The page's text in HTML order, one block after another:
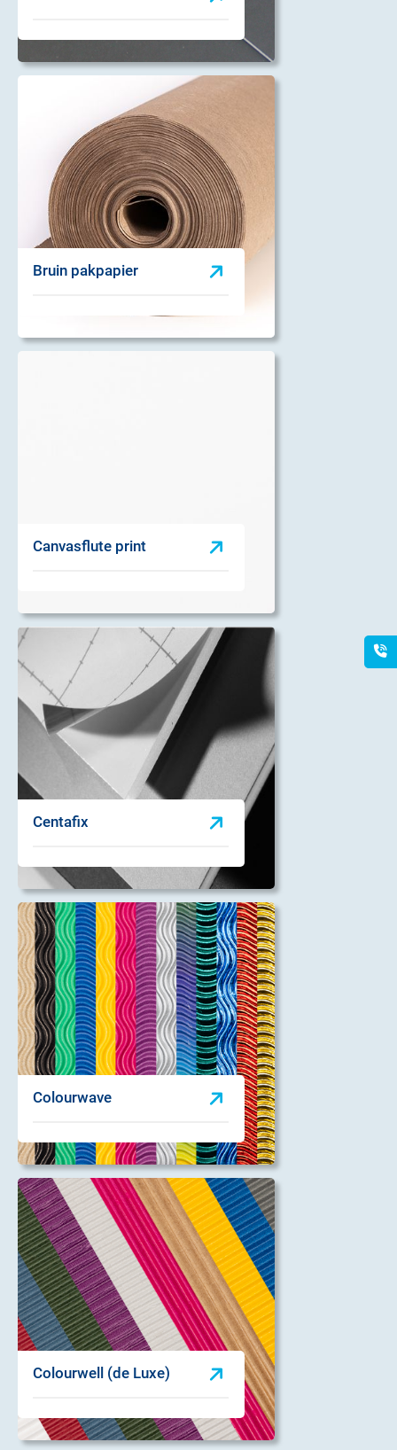
Bruin pakpapier
Canvasflute print
Centafix
Colourwave
Colourwell (de Luxe)